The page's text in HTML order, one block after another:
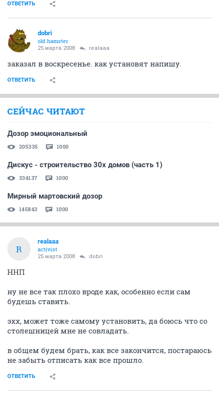
ОТВЕТИТЬ
dobri
old hamster
25 марта 2008 realaaa
заказал в воскресенье. как установят напишу.
ОТВЕТИТЬ
СЕЙЧАС ЧИТАЮТ
Дозор эмоциональный
205335 1000
Дискус - строительство 30х домов (часть 1)
334137 1000
Мирный мартовский дозор
145843 1000
R
realaaa
activist
25 марта 2008 dobri
ННП
ну не все так плохо вроде как, особенно если сам
будешь ставить.
эхх, может тоже самому установить, да боюсь что со
столешницей мне не совладать.
в общем будем брать, как все закончится, постараюсь
не забыть отписать как все прошло.
ОТВЕТИТЬ